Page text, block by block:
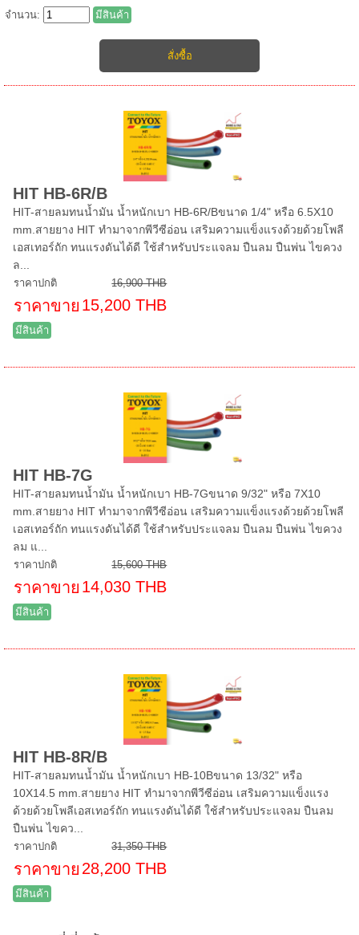
จำนวน: มีสินค้า
HIT HB-6R/B
HIT-สายลมทนน้ำมัน น้ำหนักเบา HB-6R/Bขนาด 1/4" หรือ 6.5X10
mm.สายยาง HIT ทำมาจากพีวีซีอ่อน เสริมความแข็งแรงด้วยด้วยโพลี
เอสเทอร์ถัก ทนแรงดันได้ดี ใช้สำหรับประแจลม ปืนลม ปืนพ่น ไขควง
ล...
ราคาปกติ 16,900 THB
ราคาขาย 15,200 THB
มีสินค้า
HIT HB-7G
HIT-สายลมทนน้ำมัน น้ำหนักเบา HB-7Gขนาด 9/32" หรือ 7X10
mm.สายยาง HIT ทำมาจากพีวีซีอ่อน เสริมความแข็งแรงด้วยด้วยโพลี
เอสเทอร์ถัก ทนแรงดันได้ดี ใช้สำหรับประแจลม ปืนลม ปืนพ่น ไขควง
ลม แ...
ราคาปกติ 15,600 THB
ราคาขาย 14,030 THB
มีสินค้า
HIT HB-8R/B
HIT-สายลมทนน้ำมัน น้ำหนักเบา HB-10Bขนาด 13/32" หรือ
10X14.5 mm.สายยาง HIT ทำมาจากพีวีซีอ่อน เสริมความแข็งแรง
ด้วยด้วยโพลีเอสเทอร์ถัก ทนแรงดันได้ดี ใช้สำหรับประแจลม ปืนลม
ปืนพ่น ไขคว...
ราคาปกติ 31,350 THB
ราคาขาย 28,200 THB
มีสินค้า